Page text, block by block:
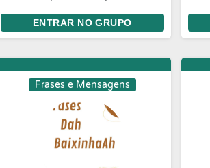
com agente🤎
ENTRAR NO GRUPO
O
um
Frases e Mensagens